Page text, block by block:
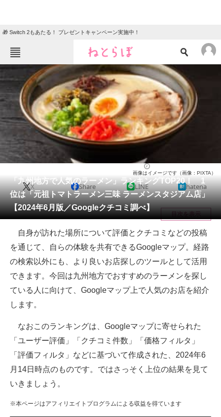
🎁 Switch 2もあたる！ プレゼントキャンペーン実施中！
ねとらぼメニュー
TOP ニュース
エンタメ クイズ
グルメ 地域
住まい 教育・育児
動物
会員記事
メディア
注目記事を集めた総合ページ
ITの今と未来を見通す
スマホと通信の最新トレンド
進化するPCとデバイスの未来
好きが集まる 比べて選べる
ビジネスと働き方のヒント
企業ITのトレンドを詳説
「九州地方で人気のラーメン」ランキングTOP20！ 1
位は「元祖トマトラーメン三味 ラーメンスタジアム店」
【2024年6月版／Googleクチコミ調べ】
画像はイメージです（画像：PIXTA）
X Share LINE hatena
目次を表示
自身が訪れた場所について評価とクチコミなどの投稿
を通じて、自らの体験を共有できるGoogleマップ。経路
の検索以外にも、より良いお店探しのツールとして活用
できます。今回は九州地方でおすすめのラーメンを探し
ている人に向けて、Googleマップ上で人気のお店を紹介
します。
なおこのランキングは、Googleマップに寄せられた
「ユーザー評価」「クチコミ件数」「価格フィルタ」
「評価フィルタ」などに基づいて作成された、2024年6
月14日時点のものです。ではさっそく上位の結果を見て
いきましょう。
※本ページはアフィリエイトプログラムによる収益を得ています